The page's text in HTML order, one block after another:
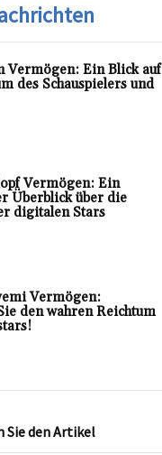
Vermögen: Ein Blick auf
des Schauspielers und
Vermögen: Ein
Überblick über die
digitalen Stars
Vermögen:
den wahren Reichtum
Sie den Artikel